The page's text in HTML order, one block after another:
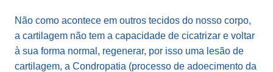
Não como acontece em outros tecidos do nosso corpo,
a cartilagem não tem a capacidade de cicatrizar e voltar
à sua forma normal, regenerar, por isso uma lesão de
cartilagem, a Condropatia (processo de adoecimento da